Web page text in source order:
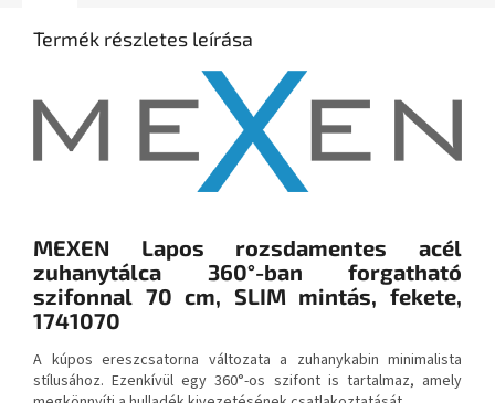
Termék részletes leírása
MEXEN Lapos rozsdamentes acél
zuhanytálca 360°-ban forgatható
szifonnal 70 cm, SLIM mintás, fekete,
1741070
A kúpos ereszcsatorna változata a zuhanykabin minimalista
stílusához. Ezenkívül egy 360°-os szifont is tartalmaz, amely